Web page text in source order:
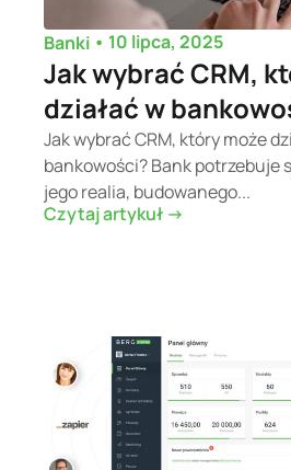
Banki • 10 lipca, 2025
Jak wybrać CRM,
działać w
Jak wybrać CRM, który może
bankowości? Bank potrzebuje
jego realia, budowanego...
Czytaj artykuł ->